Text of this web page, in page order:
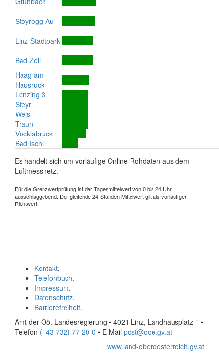
Steyregg-Au
Linz-Stadtpark
Bad Zell
Haag am
Hausruck
Lenzing 3
Steyr
Wels
Traun
Vöcklabruck
Bad Ischl
Es handelt sich um vorläufige Online-Rohdaten aus dem
Luftmessnetz.
Für die Grenzwertprüfung ist der Tagesmittelwert von 0 bis 24 Uhr
ausschlaggebend. Der gleitende 24-Stunden Mittelwert gilt als vorläufiger
Richtwert.
Kontakt.
Telefonbuch.
Impressum.
Datenschutz.
Barrierefreiheit.
Amt der Oö. Landesregierung • 4021 Linz, Landhausplatz 1 •
Telefon (+43 732) 77 20-0 • E-Mail post@ooe.gv.at
www.land-oberoesterreich.gv.at